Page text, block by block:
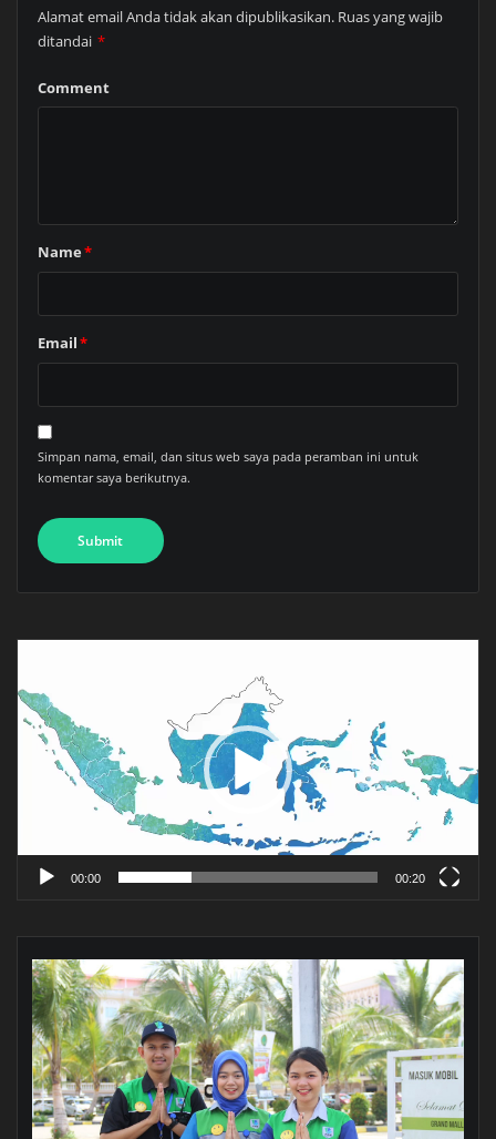
Alamat email Anda tidak akan dipublikasikan. Ruas yang wajib
ditandai *
Comment
Name*
Email*
Simpan nama, email, dan situs web saya pada peramban ini untuk
komentar saya berikutnya.
00:00 00:20